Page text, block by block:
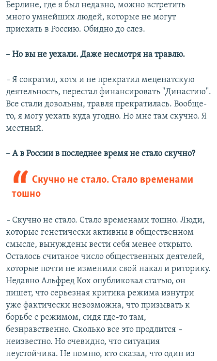
Берлине, где я был недавно, можно встретить
много умнейших людей, которые не могут
приехать в Россию. Обидно до слез.
– Но вы не уехали. Даже несмотря на травлю.
– Я сократил, хотя и не прекратил меценатскую
деятельность, перестал финансировать "Династию".
Все стали довольны, травля прекратилась. Вообще-
то, я могу уехать куда угодно. Но мне там скучно. Я
местный.
– А в России в последнее время не стало скучно?
Скучно не стало. Стало временами
тошно
– Скучно не стало. Стало временами тошно. Люди,
которые генетически активны в общественном
смысле, вынуждены вести себя менее открыто.
Осталось считаное число общественных деятелей,
которые почти не изменили свой накал и риторику.
Недавно Альфред Кох опубликовал статью, он
пишет, что серьезная критика режима изнутри
уже фактически невозможна, что призывать к
борьбе с режимом, сидя где-то там,
безнравственно. Сколько все это продлится –
неизвестно. Но очевидно, что ситуация
неустойчива. Не помню, кто сказал, что один из